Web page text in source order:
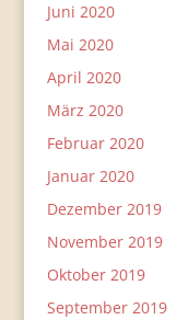
Juni 2020
Mai 2020
April 2020
März 2020
Februar 2020
Januar 2020
Dezember 2019
November 2019
Oktober 2019
September 2019